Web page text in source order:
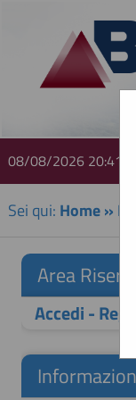
08/08/2026 20:41
Sei qui: Home»
Area
Accedi -